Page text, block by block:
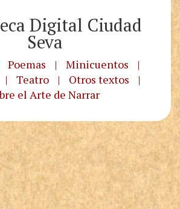
Digital Ciudad
Seva
Poemas | Minicuentos
|
| Teatro | Otros textos
|
el Arte de Narrar